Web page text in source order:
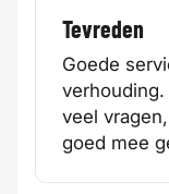
Tevreden
Goede
veel
goed mee